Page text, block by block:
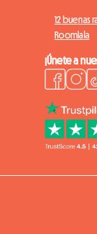
12 buenas
Roomlala
¡Únete a